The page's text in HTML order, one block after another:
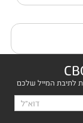
לתיבת המייל שלכם